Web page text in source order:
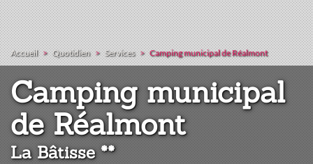
Accueil Quotidien Services Camping municipal de Réalmont
Camping municipal
de Réalmont:
La Bâtisse **